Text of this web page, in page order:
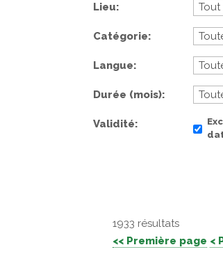
Lieu
Catégorie
Langue
Durée (mois)
Validité
1933 résultats
<< Première page <